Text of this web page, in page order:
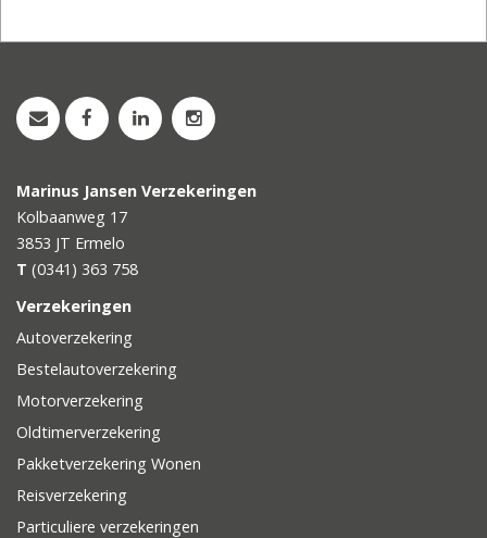
Marinus Jansen Verzekeringen
Kolbaanweg 17
3853 JT Ermelo
T (0341) 363 758
Verzekeringen
Autoverzekering
Bestelautoverzekering
Motorverzekering
Oldtimerverzekering
Pakketverzekering Wonen
Reisverzekering
Particuliere verzekeringen